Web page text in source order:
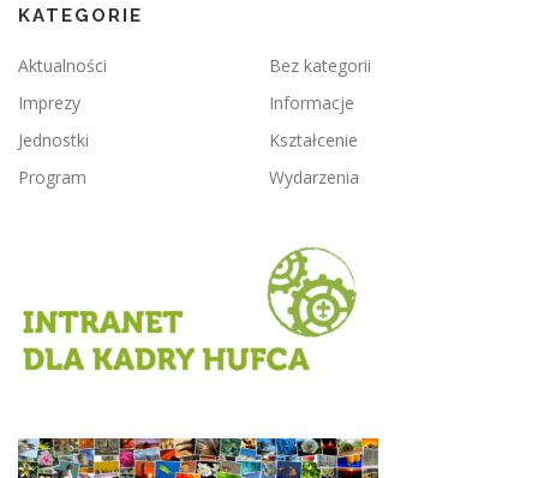
KATEGORIE
Aktualności
Bez kategorii
Imprezy
Informacje
Jednostki
Kształcenie
Program
Wydarzenia